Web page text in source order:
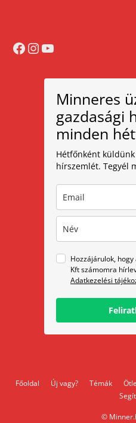
Facebook
Instagram
YouTube
Minneres
gazdasági
minden
Hétfőnként
hírszemlét. Tegyél
Hozzájárulok,
Kft számomra
Adatkezelési
Főoldal Új vagy? Témák
©